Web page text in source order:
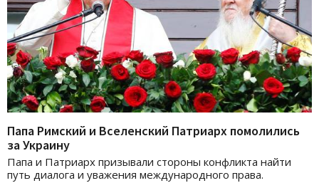
Папа Римский и Вселенский Патриарх помолились
за Украину
Папа и Патриарх призывали стороны конфликта найти
путь диалога и уважения международного права.